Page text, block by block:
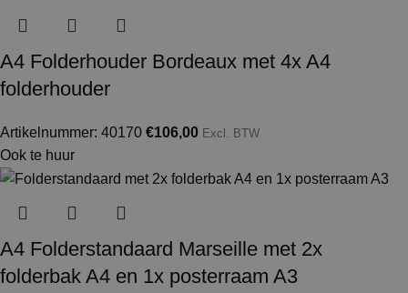
A4 Folderhouder Bordeaux met 4x A4
folderhouder
Artikelnummer: 40170 €106,00 Excl. BTW
Ook te huur
A4 Folderstandaard Marseille met 2x
folderbak A4 en 1x posterraam A3